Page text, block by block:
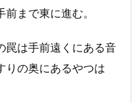
まで東に進む。
罠は手前遠くにある音
りの奥にあるやつは